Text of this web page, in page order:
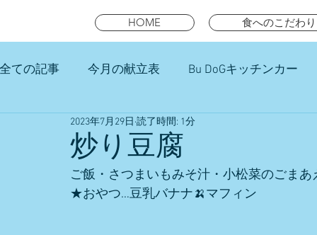
HOME 食へのこだわり
全ての記事 今月の献立表 Bu DoGキッチンカー
未就園児スマイルキッズランチ
炒り豆腐
2023年7月29日 読了時間: 1分
ご飯・さつまいもみそ汁・小松菜のごまあ
★おやつ…豆乳バナナ🍌マフィン